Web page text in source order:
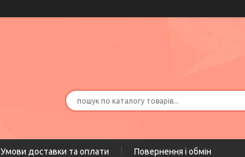
Умови доставки та оплати Повернення і обмін